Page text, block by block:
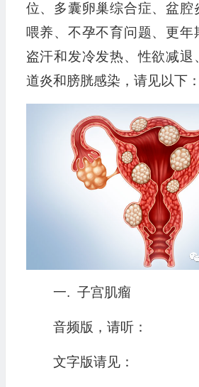
位、多囊卵巢综合症、盆腔
喂养、不孕不育问题、更年
盗汗和发冷发热、性欲减退
道炎和膀胱感染，请见以下：
一. 子宫肌瘤
音频版，请听：
文字版请见：